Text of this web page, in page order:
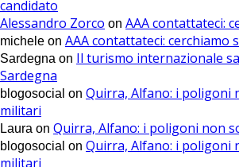
candidato
Alessandro Zorco on AAA contattateci:
michele on AAA contattateci: cerchiamo
Sardegna on Il turismo internazionale
Sardegna
blogosocial on Quirra, Alfano: i poligoni
militari
Laura on Quirra, Alfano: i poligoni non
blogosocial on Quirra, Alfano: i poligoni
militari